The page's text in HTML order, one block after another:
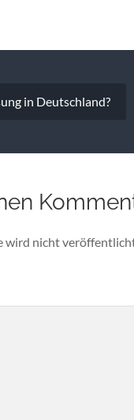
in Deutschland?
wird nicht